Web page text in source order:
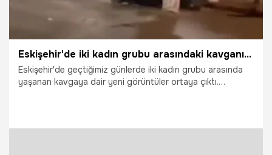
Eskişehir'de iki kadın grubu arasındaki kavganın yeni görüntüleri ortaya çıktı
Eskişehir'de geçtiğimiz günlerde iki kadın grubu arasında
yaşanan kavgaya dair yeni görüntüler ortaya çıktı.